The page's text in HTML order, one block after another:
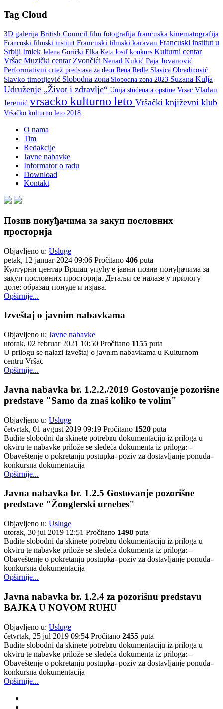
Tag Cloud
3D galerija British Council film fotografija francuska kinematografija
Francuski filmski institut Francuski filmski karavan Francuski institut u
Srbiji Imlek Jelena Gorički Elka Keta Josif konkurs Kulturni centar
Vršac Muzički centar Zvončići Nenad Kukić Paja Jovanović
Performativni crtež predstava za decu Rena Redle Slavica Obradinović
Slavko timotijević Slobodna zona Slobodna zona 2023 Suzana Kulja
Udruženje „Život i zdravlje“ Unija studenata opstine Vrsac Vladan
Jeremić vrsacko kulturno leto Vršački književni klub
Vršačko kulturno leto 2018
O nama
Tim
Redakcije
Javne nabavke
Informator o radu
Download
Kontakt
Позив понуђачима за закуп пословних
просторија
Objavljeno u: Usluge
petak, 12 januar 2024 09:06 Pročitano 406 puta
Културни центар Вршац упућује јавни позив понуђачима за
закуп пословних просторија. Детаљи се налазе у прилогу
доле: образац понуде и изјава.
Opširnije...
Izveštaj o javnim nabavkama
Objavljeno u: Javne nabavke
utorak, 02 februar 2021 10:50 Pročitano 1155 puta
U prilogu se nalazi izveštaj o javnim nabavkama u Kulturnom
centru Vršac
Opširnije...
Javna nabavka br. 1.2.2./2019 Gostovanje pozorišne
predstave "Samo da znaš koliko te volim"
Objavljeno u: Usluge
četvrtak, 01 avgust 2019 09:19 Pročitano 1520 puta
Budite slobodni da skinete potrebnu dokumentaciju iz priloga u
okviru te nabavke prilože se sledeća dokumenta iz priloga: -
Obaveštenje o pokretanju postupka- poziv za dostavljanje ponuda-
konkursna dokumentacija
Opširnije...
Javna nabavka br. 1.2.5 Gostovanje pozorišne
predstave "Žonglerski urnebes"
Objavljeno u: Usluge
utorak, 30 jul 2019 12:51 Pročitano 1498 puta
Budite slobodni da skinete potrebnu dokumentaciju iz priloga u
okviru te nabavke prilože se sledeća dokumenta iz priloga: -
Obaveštenje o pokretanju postupka- poziv za dostavljanje ponuda-
konkursna dokumentacija
Opširnije...
Javna nabavka br. 1.2.4 za pozorišnu predstavu
BAJKA U NOVOM RUHU
Objavljeno u: Usluge
četvrtak, 25 jul 2019 09:54 Pročitano 2455 puta
Budite slobodni da skinete potrebnu dokumentaciju iz priloga u
okviru te nabavke prilože se sledeća dokumenta iz priloga: -
Obaveštenje o pokretanju postupka- poziv za dostavljanje ponuda-
konkursna dokumentacija
Opširnije...